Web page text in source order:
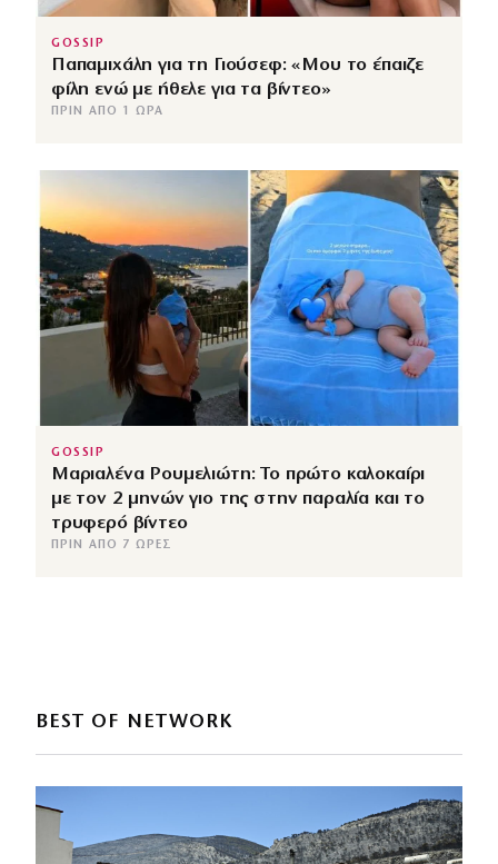
GOSSIP
Παπαμιχάλη για τη Γιούσεφ: «Μου το έπαιζε
φίλη ενώ με ήθελε για τα βίντεο»
ΠΡΙΝ ΑΠΌ 1 ΏΡΑ
GOSSIP
Μαριαλένα Ρουμελιώτη: Το πρώτο καλοκαίρι
με τον 2 μηνών γιο της στην παραλία και το
τρυφερό βίντεο
ΠΡΙΝ ΑΠΌ 7 ΏΡΕΣ
BEST OF NETWORK